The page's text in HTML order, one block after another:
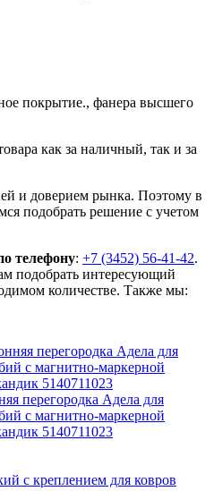
покрытие., фанера высшего
как за наличный, так и за
и доверием рынка. Поэтому в
подобрать решение с учетом
телефону: +7 (3452) 56-41-42.
подобрать интересующий
количестве. Также мы:
перегородка Адела для
с магнитно-маркерной
5140711023